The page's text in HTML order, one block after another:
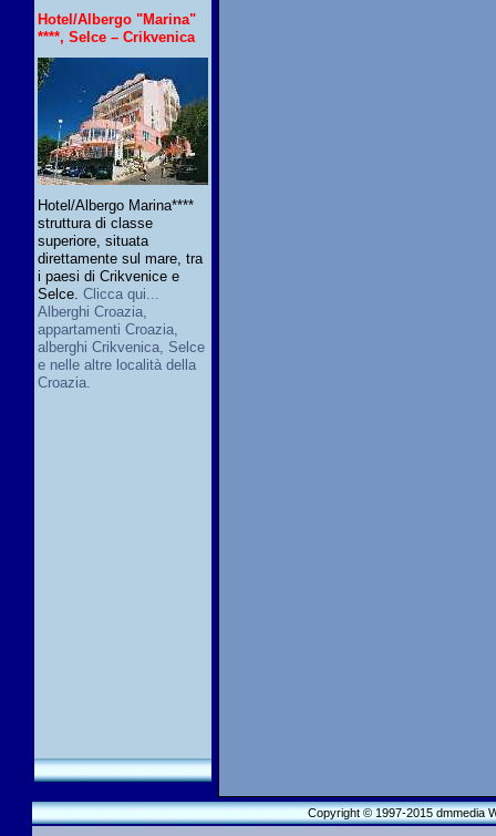
Hotel/Albergo "Marina"
****, Selce – Crikvenica
Hotel/Albergo Marina****
struttura di classe
superiore, situata
direttamente sul mare, tra
i paesi di Crikvenice e
Selce. Clicca qui...
Alberghi Croazia,
appartamenti Croazia,
alberghi Crikvenica, Selce
e nelle altre località della
Croazia.
Copyright © 1997-2015 dmmedia